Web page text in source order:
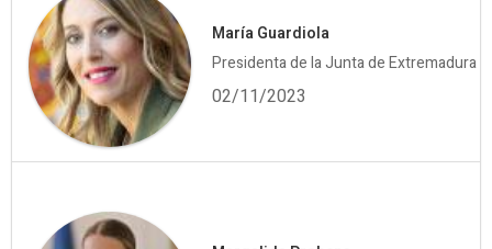
María Guardiola
Presidenta de la Junta de Extremadura
02/11/2023